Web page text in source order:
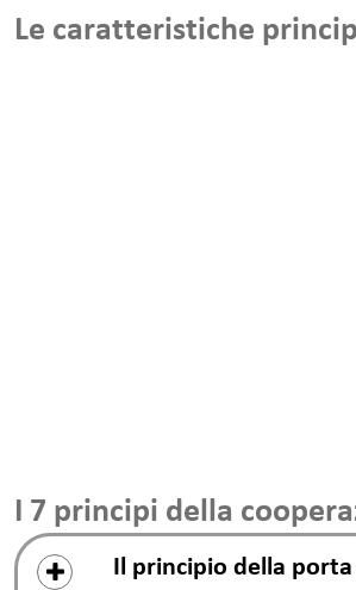
Le caratteristiche
I 7 principi della
Il principio della